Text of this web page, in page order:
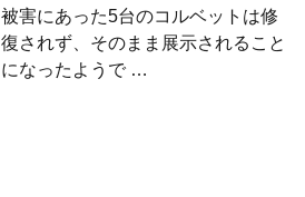
被害にあった5台のコルベットは修
復されず、そのまま展示されること
になったようで …